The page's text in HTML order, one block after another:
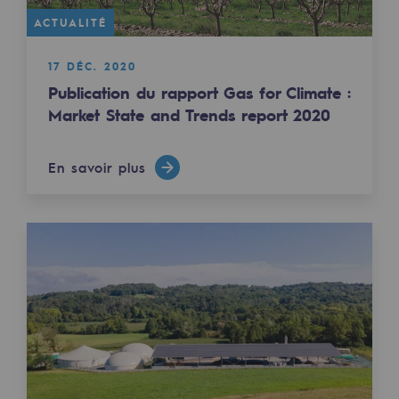
Sécurité et cybersécurité
Santé et sécurité au travail
Sécurité industrielle
Gouvernance responsable
Gouvernance responsable
CADRE, le programme gouvernance
Éthique et conformité
Achats responsables
Fonds de dotation
ACTUALITÉ
17 DÉC. 2020
Publication du rapport Gas for Climate :
Market State and Trends report 2020
En savoir plus